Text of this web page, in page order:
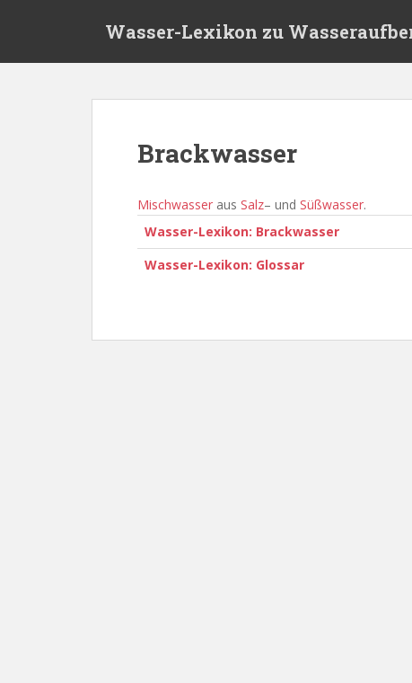
Wasser-Lexikon zu
Brackwasser
Mischwasser aus Salz– und Süßwasser.
Wasser-Lexikon: Brackwasser
Wasser-Lexikon: Glossar